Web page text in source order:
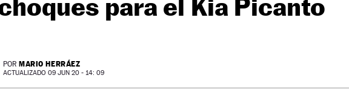
para el Kia Picanto
POR MARIO HERRÁEZ
ACTUALIZADO 09 JUN 20 - 14: 09